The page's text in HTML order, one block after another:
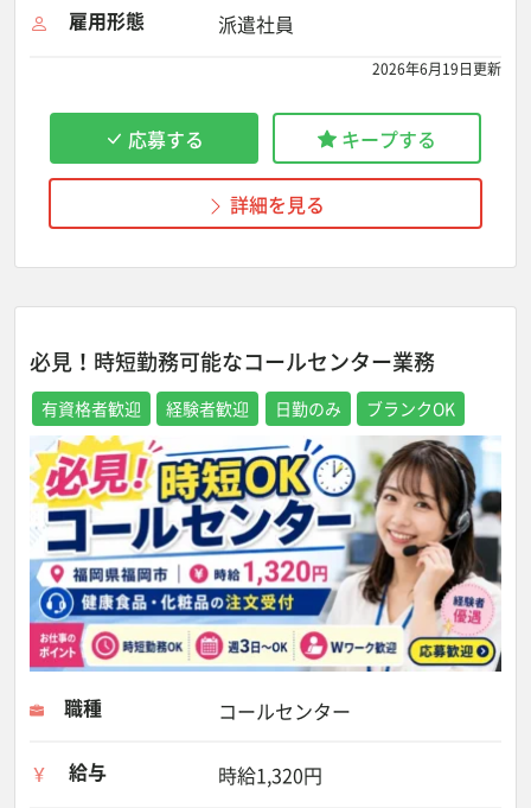
雇用形態 派遣社員
2026年6月19日更新
応募する キープする
詳細を見る
必見！時短勤務可能なコールセンター業務
有資格者歓迎 経験者歓迎 日勤のみ ブランクOK
職種 コールセンター
給与 時給1,320円